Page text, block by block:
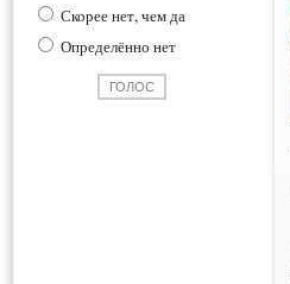
Скорее нет, чем да
Определённо нет